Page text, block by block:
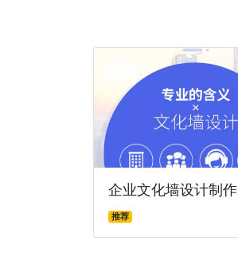
企业文化墙设计制作
推荐